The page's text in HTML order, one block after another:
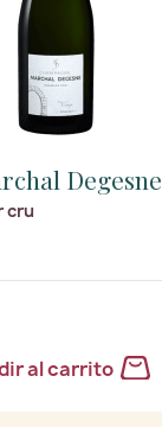
Degesne
cru
al carrito